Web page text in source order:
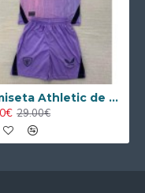
Camiseta Athletic de Bilbao 2024/2025 Alternativo Niño Kit
29.00€